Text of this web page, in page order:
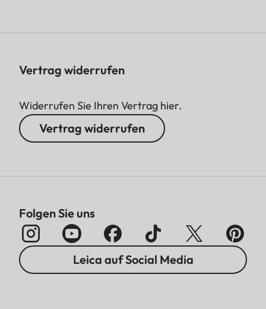
Vertrag widerrufen
Widerrufen Sie Ihren Vertrag hier.
Vertrag widerrufen
Folgen Sie uns
Leica auf Social Media